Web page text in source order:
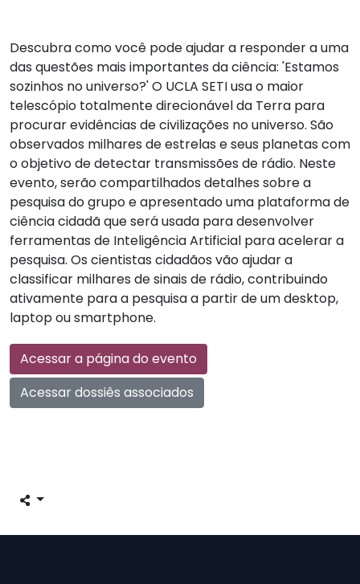
Descubra como você pode ajudar a responder a uma
das questões mais importantes da ciência: 'Estamos
sozinhos no universo?' O UCLA SETI usa o maior
telescópio totalmente direcionável da Terra para
procurar evidências de civilizações no universo. São
observados milhares de estrelas e seus planetas com
o objetivo de detectar transmissões de rádio. Neste
evento, serão compartilhados detalhes sobre a
pesquisa do grupo e apresentado uma plataforma de
ciência cidadã que será usada para desenvolver
ferramentas de Inteligência Artificial para acelerar a
pesquisa. Os cientistas cidadãos vão ajudar a
classificar milhares de sinais de rádio, contribuindo
ativamente para a pesquisa a partir de um desktop,
laptop ou smartphone.
Acessar a página do evento
Acessar dossiês associados